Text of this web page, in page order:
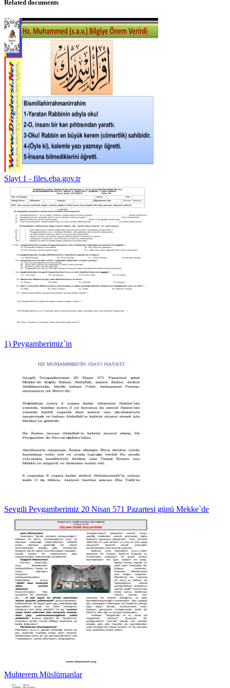
Related documents
Slayt 1 - files.eba.gov.tr
1) Peygamberimiz`in
Sevgili Peygamberimiz 20 Nisan 571 Pazartesi günü Mekke`de
Muhterem Müslümanlar